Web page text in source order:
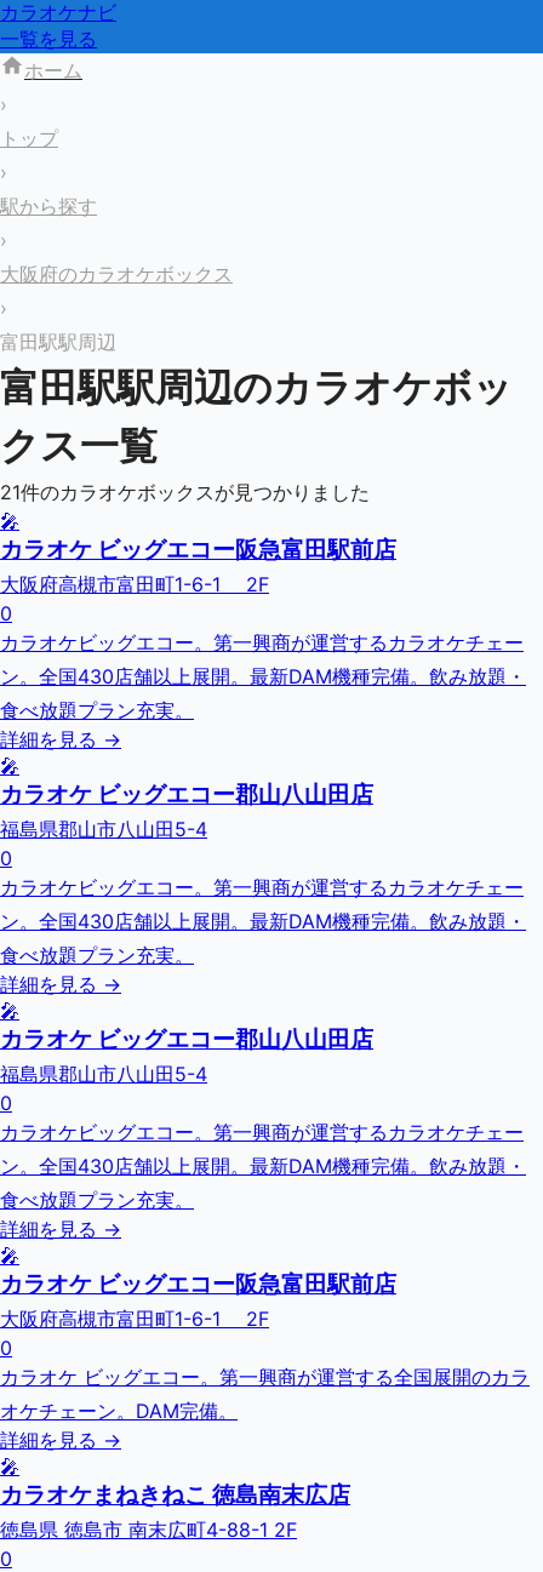
カラオケナビ
一覧を見る
ホーム
›
トップ
›
駅から探す
›
大阪府のカラオケボックス
›
富田駅駅周辺
富田駅駅周辺のカラオケボッ
クス一覧
21件のカラオケボックスが見つかりました
🎤
カラオケ ビッグエコー阪急富田駅前店
大阪府高槻市富田町1-6-1 2F
0
カラオケビッグエコー。第一興商が運営するカラオケチェー
ン。全国430店舗以上展開。最新DAM機種完備。飲み放題・
食べ放題プラン充実。
詳細を見る →
🎤
カラオケ ビッグエコー郡山八山田店
福島県郡山市八山田5-4
0
カラオケビッグエコー。第一興商が運営するカラオケチェー
ン。全国430店舗以上展開。最新DAM機種完備。飲み放題・
食べ放題プラン充実。
詳細を見る →
🎤
カラオケ ビッグエコー郡山八山田店
福島県郡山市八山田5-4
0
カラオケビッグエコー。第一興商が運営するカラオケチェー
ン。全国430店舗以上展開。最新DAM機種完備。飲み放題・
食べ放題プラン充実。
詳細を見る →
🎤
カラオケ ビッグエコー阪急富田駅前店
大阪府高槻市富田町1-6-1 2F
0
カラオケ ビッグエコー。第一興商が運営する全国展開のカラ
オケチェーン。DAM完備。
詳細を見る →
🎤
カラオケまねきねこ 徳島南末広店
徳島県 徳島市 南末広町4-88-1 2F
0